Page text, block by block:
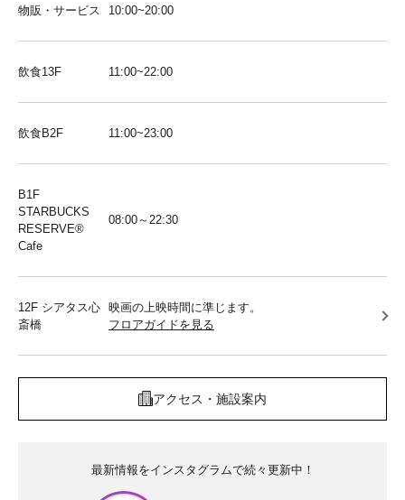
物販・サービス 10:00~20:00
飲食13F 11:00~22:00
飲食B2F 11:00~23:00
B1F
STARBUCKS
RESERVE®︎
Cafe
08:00～22:30
12F シアタス心
斎橋
映画の上映時間に準じます。
フロアガイドを見る
アクセス・施設案内
最新情報をインスタグラムで続々更新中！